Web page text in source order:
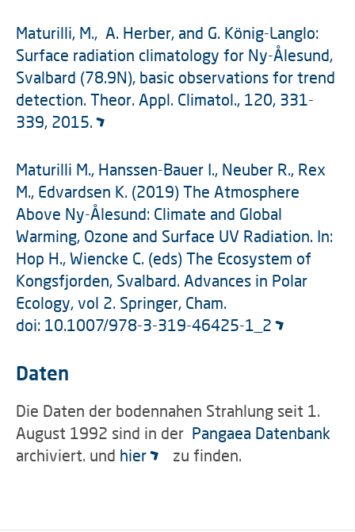
Maturilli, M., A. Herber, and G. König-Langlo:
Surface radiation climatology for Ny-Ålesund,
Svalbard (78.9N), basic observations for trend
detection. Theor. Appl. Climatol., 120, 331-
339, 2015.
Maturilli M., Hanssen-Bauer I., Neuber R., Rex
M., Edvardsen K. (2019) The Atmosphere
Above Ny-Ålesund: Climate and Global
Warming, Ozone and Surface UV Radiation. In:
Hop H., Wiencke C. (eds) The Ecosystem of
Kongsfjorden, Svalbard. Advances in Polar
Ecology, vol 2. Springer, Cham.
doi: 10.1007/978-3-319-46425-1_2
Daten
Die Daten der bodennahen Strahlung seit 1.
August 1992 sind in der Pangaea Datenbank
archiviert. und hier zu finden.